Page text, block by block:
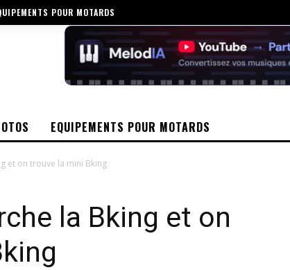
POUR MOTARDS
EQUIPEMENTS POUR MOTARDS
et on trouve la mini Bking
la Bking et on